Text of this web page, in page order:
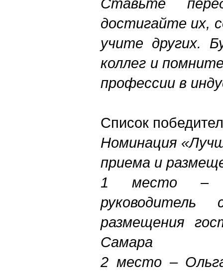
достигайте их,
учите других.
коллег и
профессии в
Список
Номинация
приема и
1 место –
размещения
Самара
2 место –